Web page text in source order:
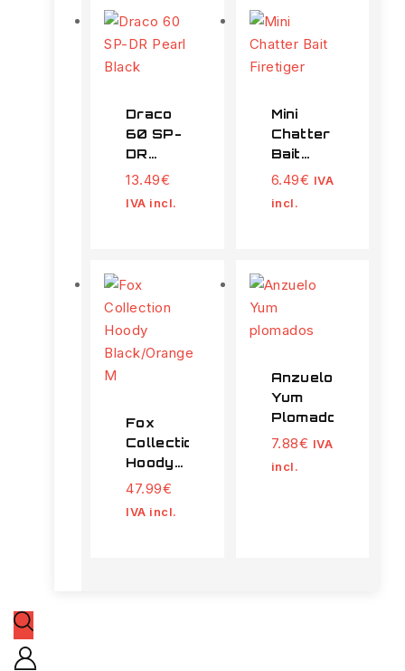
Draco
60 SP-
DR
Pearl
13.49€
IVA incl.
Mini
Chatter
Bait
Firetiger
6.49€ IVA
incl.
Fox
Collection
Hoody
Black/Orange
47.99€
IVA incl.
Anzuelo
Yum
Plomados
7.88€ IVA
incl.